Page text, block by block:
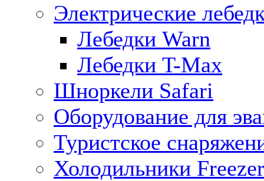
Электрические
Лебедки Warn
Лебедки T-Max
Шноркели Safari
Оборудование для
Туристское
Холодильники